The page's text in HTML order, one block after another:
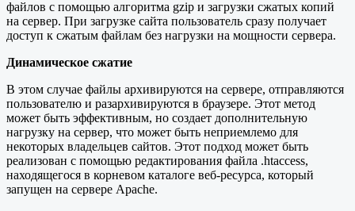
файлов с помощью алгоритма gzip и загрузки сжатых копий
на сервер. При загрузке сайта пользователь сразу получает
доступ к сжатым файлам без нагрузки на мощности сервера.
Динамическое сжатие
В этом случае файлы архивируются на сервере, отправляются
пользователю и разархивируются в браузере. Этот метод
может быть эффективным, но создает дополнительную
нагрузку на сервер, что может быть неприемлемо для
некоторых владельцев сайтов. Этот подход может быть
реализован с помощью редактирования файла .htaccess,
находящегося в корневом каталоге веб-ресурса, который
запущен на сервере Apache.